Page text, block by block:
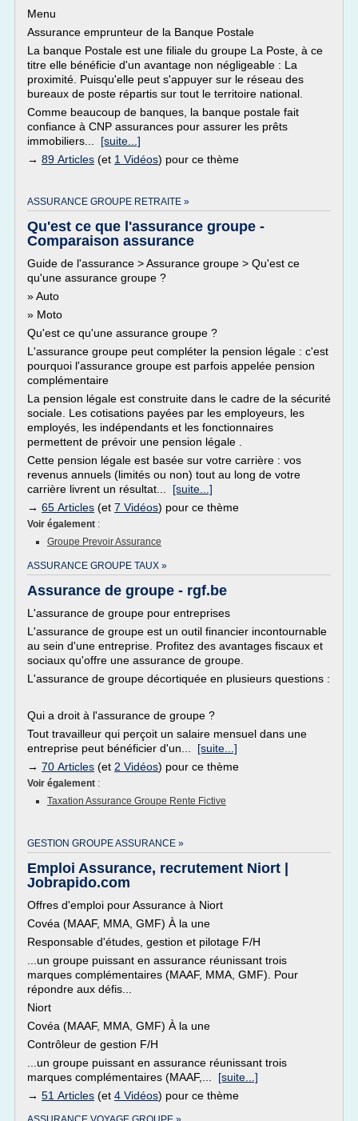
Menu
Assurance emprunteur de la Banque Postale
La banque Postale est une filiale du groupe La Poste, à ce
titre elle bénéficie d'un avantage non négligeable : La
proximité. Puisqu'elle peut s'appuyer sur le réseau des
bureaux de poste répartis sur tout le territoire national.
Comme beaucoup de banques, la banque postale fait
confiance à CNP assurances pour assurer les prêts
immobiliers... [suite...]
→ 89 Articles (et 1 Vidéos) pour ce thème
ASSURANCE GROUPE RETRAITE »
Qu'est ce que l'assurance groupe -
Comparaison assurance
Guide de l'assurance > Assurance groupe > Qu'est ce
qu'une assurance groupe ?
» Auto
» Moto
Qu'est ce qu'une assurance groupe ?
L'assurance groupe peut compléter la pension légale : c'est
pourquoi l'assurance groupe est parfois appelée pension
complémentaire
La pension légale est construite dans le cadre de la sécurité
sociale. Les cotisations payées par les employeurs, les
employés, les indépendants et les fonctionnaires
permettent de prévoir une pension légale .
Cette pension légale est basée sur votre carrière : vos
revenus annuels (limités ou non) tout au long de votre
carrière livrent un résultat... [suite...]
→ 65 Articles (et 7 Vidéos) pour ce thème
Voir également :
Groupe Prevoir Assurance
ASSURANCE GROUPE TAUX »
Assurance de groupe - rgf.be
L'assurance de groupe pour entreprises
L'assurance de groupe est un outil financier incontournable
au sein d'une entreprise. Profitez des avantages fiscaux et
sociaux qu'offre une assurance de groupe.
L'assurance de groupe décortiquée en plusieurs questions :
Qui a droit à l'assurance de groupe ?
Tout travailleur qui perçoit un salaire mensuel dans une
entreprise peut bénéficier d'un... [suite...]
→ 70 Articles (et 2 Vidéos) pour ce thème
Voir également :
Taxation Assurance Groupe Rente Fictive
GESTION GROUPE ASSURANCE »
Emploi Assurance, recrutement Niort |
Jobrapido.com
Offres d'emploi pour Assurance à Niort
Covéa (MAAF, MMA, GMF) À la une
Responsable d'études, gestion et pilotage F/H
...un groupe puissant en assurance réunissant trois
marques complémentaires (MAAF, MMA, GMF). Pour
répondre aux défis...
Niort
Covéa (MAAF, MMA, GMF) À la une
Contrôleur de gestion F/H
...un groupe puissant en assurance réunissant trois
marques complémentaires (MAAF,... [suite...]
→ 51 Articles (et 4 Vidéos) pour ce thème